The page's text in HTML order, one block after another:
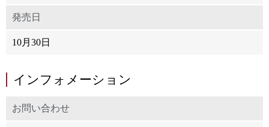
発売日
10月30日
インフォメーション
お問い合わせ